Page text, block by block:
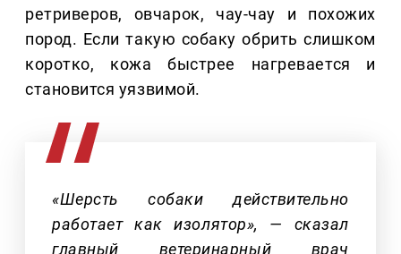
ретриверов, овчарок, чау-чау и похожих
пород. Если такую собаку обрить слишком
коротко, кожа быстрее нагревается и
становится уязвимой.
«Шерсть собаки действительно
работает как изолятор», — сказал
главный ветеринарный врач